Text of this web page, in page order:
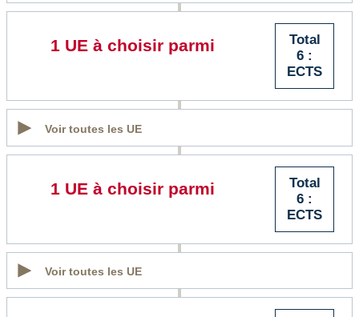
Total
6 :
ECTS
1 UE à choisir parmi
Voir toutes les UE
Total
6 :
ECTS
1 UE à choisir parmi
Voir toutes les UE